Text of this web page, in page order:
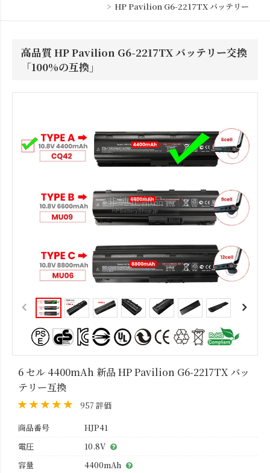
HP Pavilion G6-2217TX バッテリー
高品質 HP Pavilion G6-2217TX バッテリー交換
「100%の互換」
6 セル 4400mAh 新品 HP Pavilion G6-2217TX バッ
テリー互換
957 評価
商品番号
HJP41
電圧
10.8V
容量
4400mAh